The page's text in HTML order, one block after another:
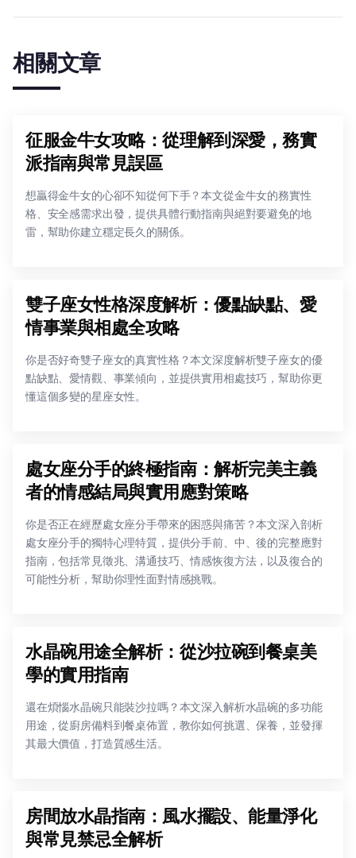
相關文章
征服金牛女攻略：從理解到深愛，務實
派指南與常見誤區
想贏得金牛女的心卻不知從何下手？本文從金牛女的務實性
格、安全感需求出發，提供具體行動指南與絕對要避免的地
雷，幫助你建立穩定長久的關係。
雙子座女性格深度解析：優點缺點、愛
情事業與相處全攻略
你是否好奇雙子座女的真實性格？本文深度解析雙子座女的優
點缺點、愛情觀、事業傾向，並提供實用相處技巧，幫助你更
懂這個多變的星座女性。
處女座分手的終極指南：解析完美主義
者的情感結局與實用應對策略
你是否正在經歷處女座分手帶來的困惑與痛苦？本文深入剖析
處女座分手的獨特心理特質，提供分手前、中、後的完整應對
指南，包括常見徵兆、溝通技巧、情感恢復方法，以及復合的
可能性分析，幫助你理性面對情感挑戰。
水晶碗用途全解析：從沙拉碗到餐桌美
學的實用指南
還在煩惱水晶碗只能裝沙拉嗎？本文深入解析水晶碗的多功能
用途，從廚房備料到餐桌佈置，教你如何挑選、保養，並發揮
其最大價值，打造質感生活。
房間放水晶指南：風水擺設、能量淨化
與常見禁忌全解析